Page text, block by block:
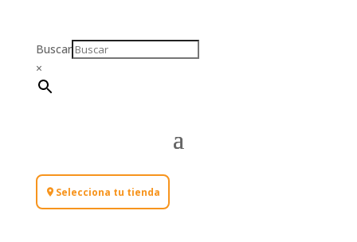
Buscar
×
Selecciona tu tienda